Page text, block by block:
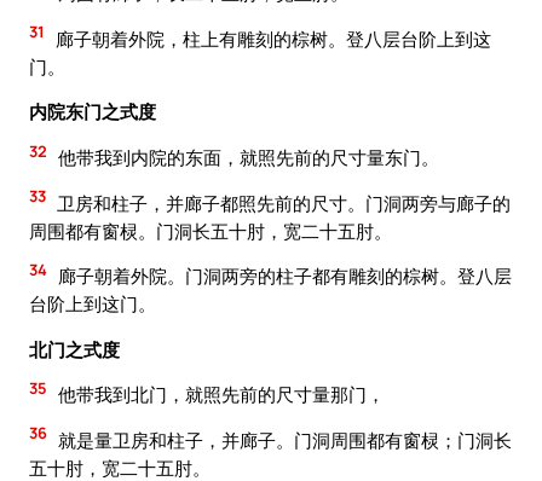
31
廊子朝着外院，柱上有雕刻的棕树。登八层台阶上到这
门。
内院东门之式度
32 他带我到内院的东面，就照先前的尺寸量东门。
33 卫房和柱子，并廊子都照先前的尺寸。门洞两旁与廊子的
周围都有窗棂。门洞长五十肘，宽二十五肘。
34 廊子朝着外院。门洞两旁的柱子都有雕刻的棕树。登八层
台阶上到这门。
北门之式度
35 他带我到北门，就照先前的尺寸量那门，
36 就是量卫房和柱子，并廊子。门洞周围都有窗棂；门洞长
五十肘，宽二十五肘。